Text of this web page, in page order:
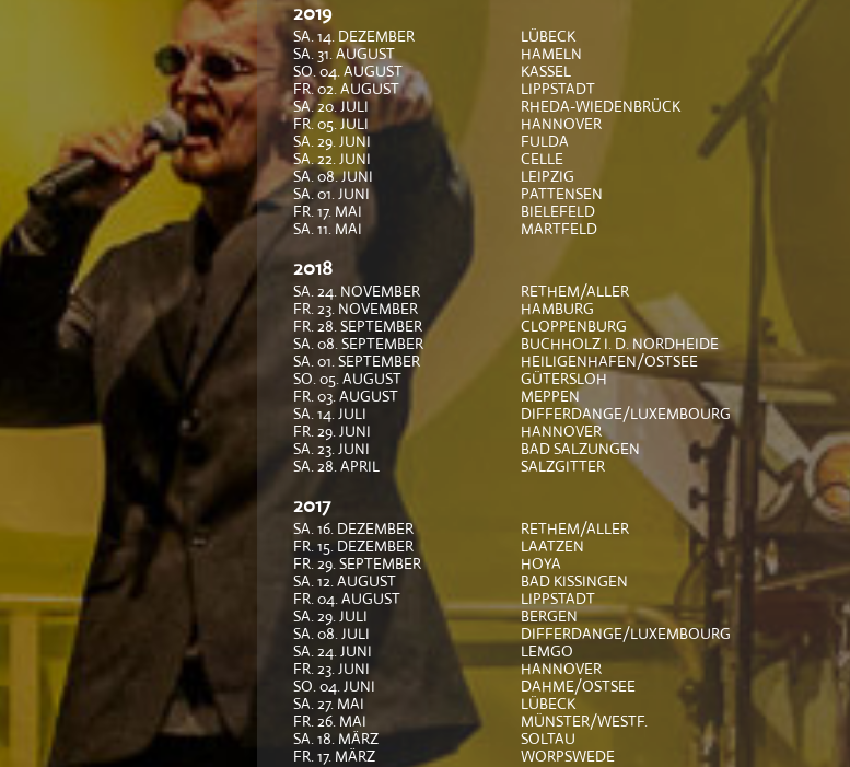
2019
SA. 14. DEZEMBER LÜBECK
SA. 31. AUGUST
HAMELN
SO. 04. AUGUST
KASSEL
FR. 02. AUGUST
LIPPSTADT
SA. 20. JULI
RHEDA-WIEDENBRÜCK
FR. 05. JULI
HANNOVER
SA. 29. JUNI
FULDA
SA. 22. JUNI
CELLE
SA. 08. JUNI
LEIPZIG
SA. 01. JUNI
PATTENSEN
FR. 17. MAI
BIELEFELD
SA. 11. MAI
MARTFELD
2018
SA. 24. NOVEMBER RETHEM/ALLER
FR. 23. NOVEMBER
HAMBURG
FR. 28. SEPTEMBER
CLOPPENBURG
SA. 08. SEPTEMBER
BUCHHOLZ I. D. NORDHEIDE
SA. 01. SEPTEMBER
HEILIGENHAFEN/OSTSEE
SO. 05. AUGUST
GÜTERSLOH
FR. 03. AUGUST
MEPPEN
SA. 14. JULI
DIFFERDANGE/LUXEMBOURG
FR. 29. JUNI
HANNOVER
SA. 23. JUNI
BAD SALZUNGEN
SA. 28. APRIL
SALZGITTER
2017
SA. 16. DEZEMBER RETHEM/ALLER
FR. 15. DEZEMBER
LAATZEN
FR. 29. SEPTEMBER
HOYA
SA. 12. AUGUST
BAD KISSINGEN
FR. 04. AUGUST
LIPPSTADT
SA. 29. JULI
BERGEN
SA. 08. JULI
DIFFERDANGE/LUXEMBOURG
SA. 24. JUNI
LEMGO
FR. 23. JUNI
HANNOVER
SO. 04. JUNI
DAHME/OSTSEE
SA. 27. MAI
LÜBECK
FR. 26. MAI
MÜNSTER/WESTF.
SA. 18. MÄRZ
SOLTAU
FR. 17. MÄRZ
WORPSWEDE